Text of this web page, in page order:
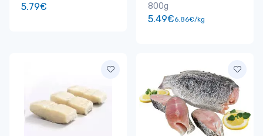
5.79€
800g
5.49€6.86€/kg